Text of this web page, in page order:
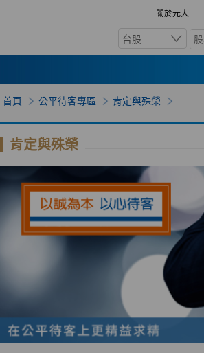
關於元大
台股
首頁 公平待客專區 肯定與殊榮
肯定與殊榮